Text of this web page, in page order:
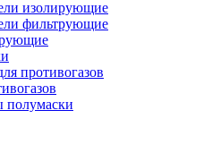
изолирующие
фильтрующие
противогазов
полумаски